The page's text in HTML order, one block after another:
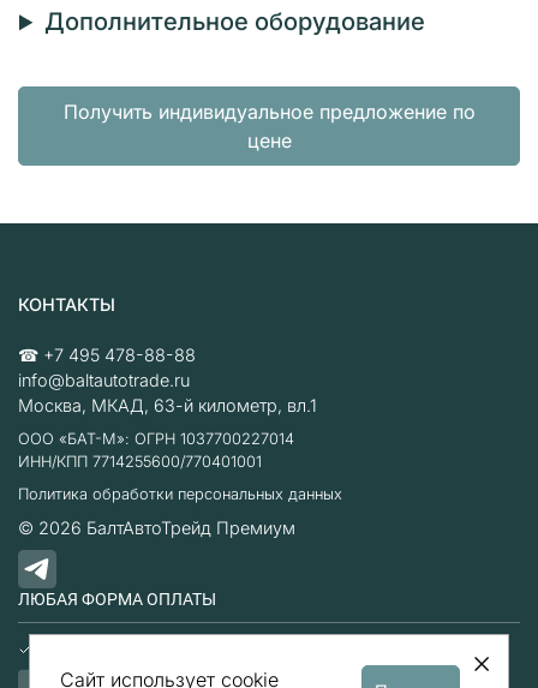
Дополнительное оборудование
Получить индивидуальное предложение по
цене
КОНТАКТЫ
☎ +7 495 478-88-88
info@baltautotrade.ru
Москва, МКАД, 63-й километр, вл.1
ООО «БАТ-М»: ОГРН 1037700227014
ИНН/КПП 7714255600/770401001
Политика обработки персональных данных
© 2026 БалтАвтоТрейд Премиум
ЛЮБАЯ ФОРМА ОПЛАТЫ
Сайт использует cookie